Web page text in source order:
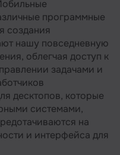
программистов
мобильных
курсы по
мобильных
приложений
программные
создания
нашу повседневную
облегчая доступ к
задачами и
десктопов, которые
системами,
на
и интерфейса для